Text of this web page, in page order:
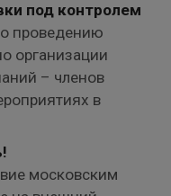
под контролем
проведению
организации
– членов
в
московским